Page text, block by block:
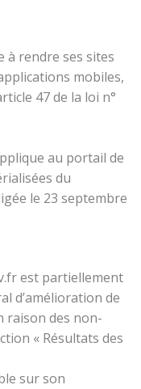
à rendre ses sites
mobiles,
47 de la loi n°
au portail de
du
le 23 septembre
est partiellement
d’amélioration de
raison des non-
« Résultats des
sur son